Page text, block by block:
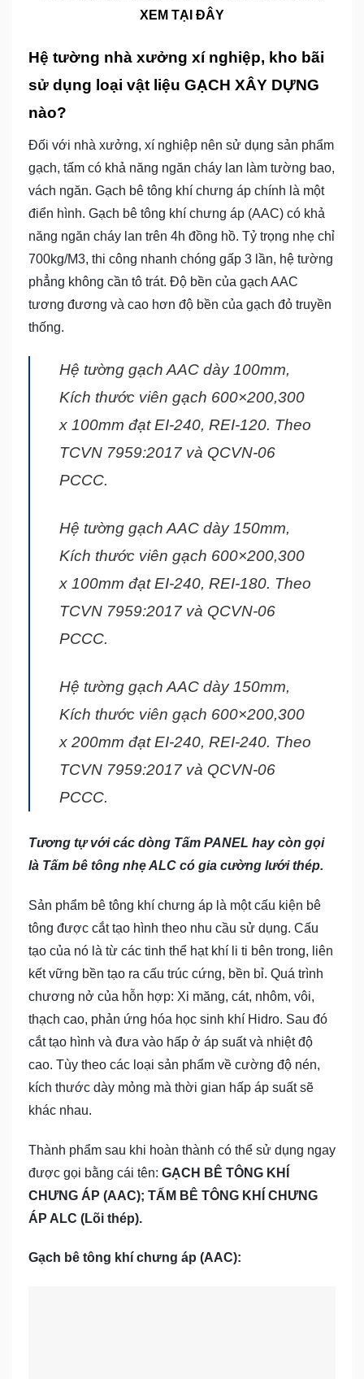
XEM TẠI ĐÂY
Hệ tường nhà xưởng xí nghiệp, kho bãi
sử dụng loại vật liệu GẠCH XÂY DỰNG
nào?
Đối với nhà xưởng, xí nghiệp nên sử dụng sản phẩm
gạch, tấm có khả năng ngăn cháy lan làm tường bao,
vách ngăn. Gạch bê tông khí chưng áp chính là một
điển hình. Gạch bê tông khí chưng áp (AAC) có khả
năng ngăn cháy lan trên 4h đồng hồ. Tỷ trọng nhẹ chỉ
700kg/M3, thi công nhanh chóng gấp 3 lần, hệ tường
phẳng không cần tô trát. Độ bền của gạch AAC
tương đương và cao hơn độ bền của gạch đỏ truyền
thống.
Hệ tường gạch AAC dày 100mm,
Kích thước viên gạch 600×200,300
x 100mm đạt EI-240, REI-120. Theo
TCVN 7959:2017 và QCVN-06
PCCC.
Hệ tường gạch AAC dày 150mm,
Kích thước viên gạch 600×200,300
x 100mm đạt EI-240, REI-180. Theo
TCVN 7959:2017 và QCVN-06
PCCC.
Hệ tường gạch AAC dày 150mm,
Kích thước viên gạch 600×200,300
x 200mm đạt EI-240, REI-240. Theo
TCVN 7959:2017 và QCVN-06
PCCC.
Tương tự với các dòng Tấm PANEL hay còn gọi
là Tấm bê tông nhẹ ALC có gia cường lưới thép.
Sản phẩm bê tông khí chưng áp là một cấu kiện bê
tông được cắt tạo hình theo nhu cầu sử dụng. Cấu
tạo của nó là từ các tinh thể hạt khí li ti bên trong, liên
kết vững bền tạo ra cấu trúc cứng, bền bỉ. Quá trình
chương nở của hỗn hợp: Xi măng, cát, nhôm, vôi,
thạch cao, phản ứng hóa học sinh khí Hidro. Sau đó
cắt tạo hình và đưa vào hấp ở áp suất và nhiệt độ
cao. Tùy theo các loại sản phẩm về cường độ nén,
kích thước dày mỏng mà thời gian hấp áp suất sẽ
khác nhau.
Thành phẩm sau khi hoàn thành có thể sử dụng ngay
được gọi bằng cái tên: GẠCH BÊ TÔNG KHÍ
CHƯNG ÁP (AAC); TẤM BÊ TÔNG KHÍ CHƯNG
ÁP ALC (Lõi thép).
Gạch bê tông khí chưng áp (AAC):